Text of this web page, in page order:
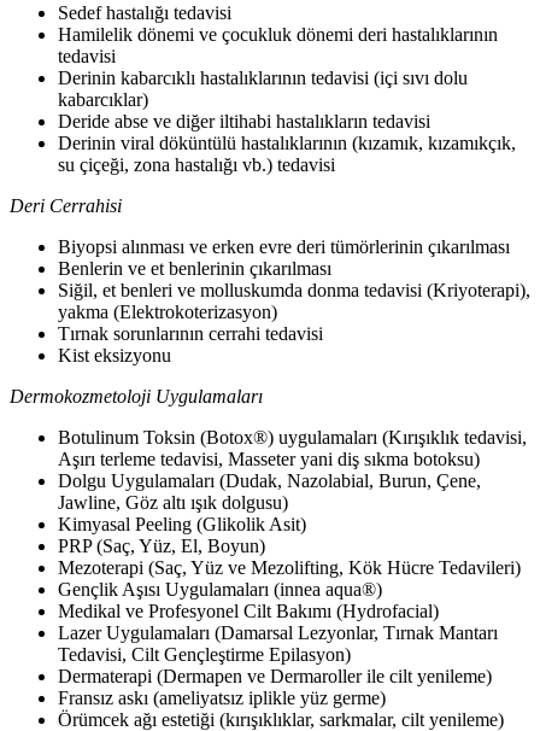
Sedef hastalığı tedavisi
Hamilelik dönemi ve çocukluk dönemi deri hastalıklarının
tedavisi
Derinin kabarcıklı hastalıklarının tedavisi (içi sıvı dolu
kabarcıklar)
Deride abse ve diğer iltihabi hastalıkların tedavisi
Derinin viral döküntülü hastalıklarının (kızamık, kızamıkçık,
su çiçeği, zona hastalığı vb.) tedavisi
Deri Cerrahisi
Biyopsi alınması ve erken evre deri tümörlerinin çıkarılması
Benlerin ve et benlerinin çıkarılması
Siğil, et benleri ve molluskumda donma tedavisi (Kriyoterapi),
yakma (Elektrokoterizasyon)
Tırnak sorunlarının cerrahi tedavisi
Kist eksizyonu
Dermokozmetoloji Uygulamaları
Botulinum Toksin (Botox®) uygulamaları (Kırışıklık tedavisi,
Aşırı terleme tedavisi, Masseter yani diş sıkma botoksu)
Dolgu Uygulamaları (Dudak, Nazolabial, Burun, Çene,
Jawline, Göz altı ışık dolgusu)
Kimyasal Peeling (Glikolik Asit)
PRP (Saç, Yüz, El, Boyun)
Mezoterapi (Saç, Yüz ve Mezolifting, Kök Hücre Tedavileri)
Gençlik Aşısı Uygulamaları (innea aqua®)
Medikal ve Profesyonel Cilt Bakımı (Hydrofacial)
Lazer Uygulamaları (Damarsal Lezyonlar, Tırnak Mantarı
Tedavisi, Cilt Gençleştirme Epilasyon)
Dermaterapi (Dermapen ve Dermaroller ile cilt yenileme)
Fransız askı (ameliyatsız iplikle yüz germe)
Örümcek ağı estetiği (kırışıklıklar, sarkmalar, cilt yenileme)